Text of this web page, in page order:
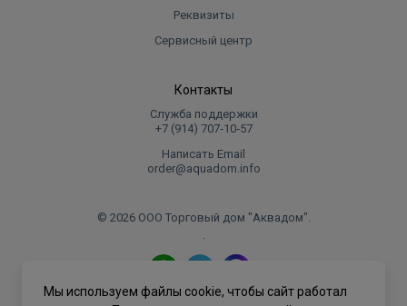
Реквизиты
Сервисный центр
Контакты
Служба поддержки
+7 (914) 707‑10‑57
Написать Email
order@aquadom.info
© 2026 ООО Торговый дом "Аквадом".
.
Политика конфиденциальности
Мы используем файлы cookie, чтобы сайт работал